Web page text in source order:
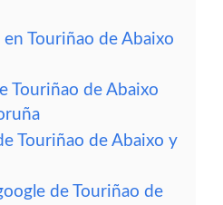
en Touriñao de Abaixo
Touriñao de Abaixo
Touriñao de Abaixo y
de Touriñao de